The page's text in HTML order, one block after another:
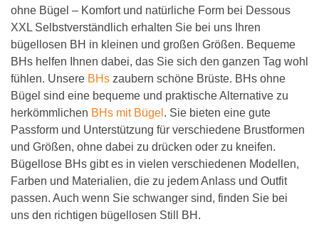
ohne Bügel – Komfort und natürliche Form bei Dessous
XXL Selbstverständlich erhalten Sie bei uns Ihren
bügellosen BH in kleinen und großen Größen. Bequeme
BHs helfen Ihnen dabei, das Sie sich den ganzen Tag wohl
fühlen. Unsere BHs zaubern schöne Brüste. BHs ohne
Bügel sind eine bequeme und praktische Alternative zu
herkömmlichen BHs mit Bügel . Sie bieten eine gute
Passform und Unterstützung für verschiedene Brustformen
und Größen, ohne dabei zu drücken oder zu kneifen.
Bügellose BHs gibt es in vielen verschiedenen Modellen,
Farben und Materialien, die zu jedem Anlass und Outfit
passen. Auch wenn Sie schwanger sind, finden Sie bei
uns den richtigen bügellosen Still BH.